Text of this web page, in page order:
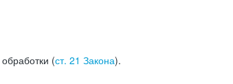
(ст. 21 Закона).